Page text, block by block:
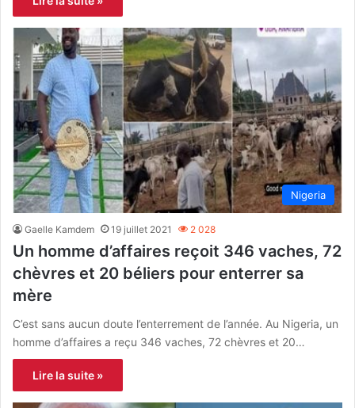
Nigeria
Gaelle Kamdem 19 juillet 2021 2 028
Un homme d’affaires reçoit 346 vaches, 72
chèvres et 20 béliers pour enterrer sa
mère
C’est sans aucun doute l’enterrement de l’année. Au Nigeria, un
homme d’affaires a reçu 346 vaches, 72 chèvres et 20…
Lire la suite »